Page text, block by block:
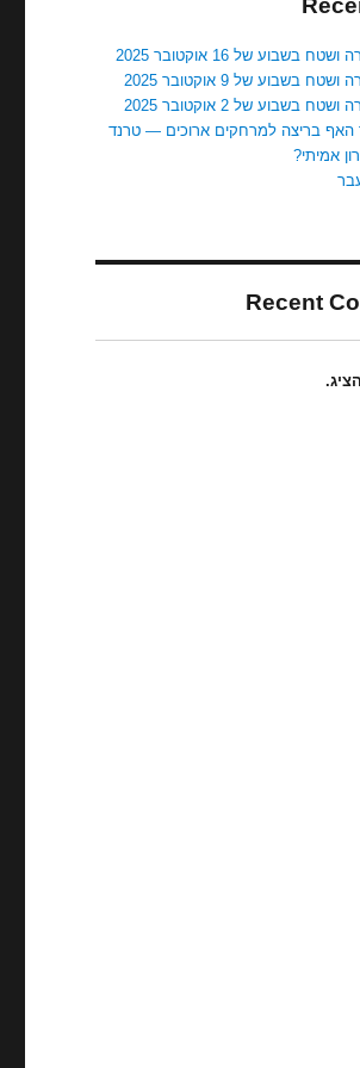
בשבוע של 16 אוקטובר 2025
בשבוע של 9 אוקטובר 2025
בשבוע של 2 אוקטובר 2025
האף בריצה למרחקים ארוכים — טרנד
אמיתי?
Recent